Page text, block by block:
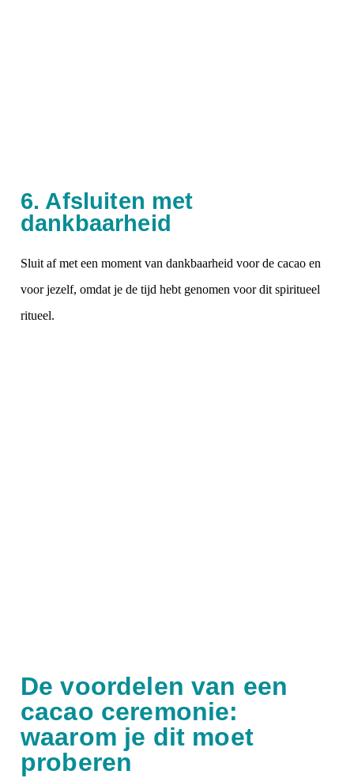
6. Afsluiten met
dankbaarheid
Sluit af met een moment van dankbaarheid voor de cacao en
voor jezelf, omdat je de tijd hebt genomen voor dit spiritueel
ritueel.
De voordelen van een
cacao ceremonie:
waarom je dit moet
proberen